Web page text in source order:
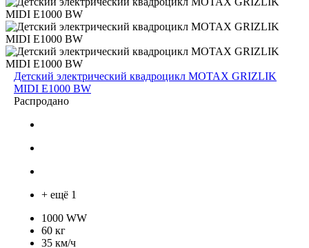
Детский электрический квадроцикл MOTAX GRIZLIK
MIDI E1000 BW
Распродано
+ ещё 1
1000 WW
60 кг
35 км/ч